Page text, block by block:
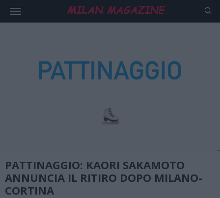
PATTINAGGIO: KAORI SAKAMOTO
ANNUNCIA IL RITIRO DOPO MILANO-
CORTINA